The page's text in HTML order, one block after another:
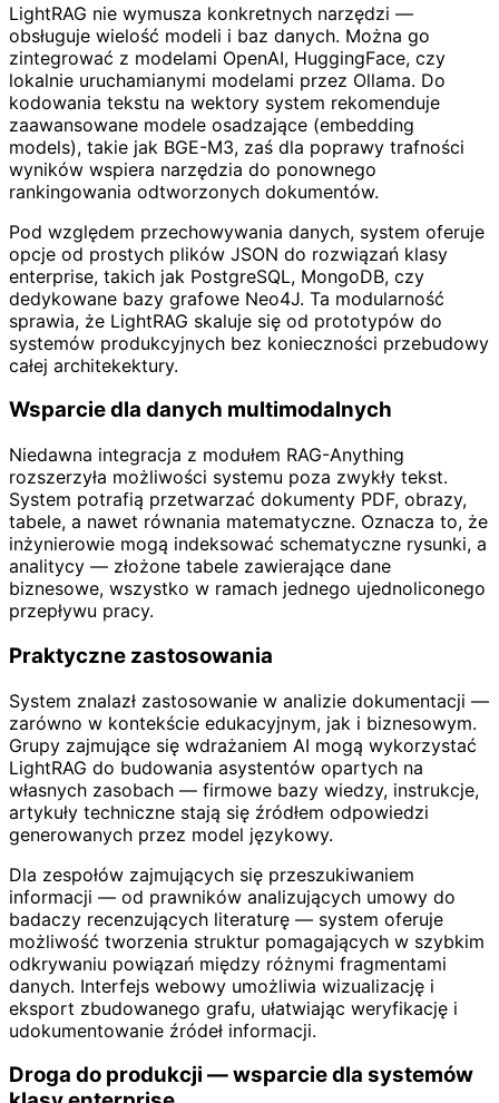
LightRAG nie wymusza konkretnych narzędzi —
obsługuje wielość modeli i baz danych. Można go
zintegrować z modelami OpenAI, HuggingFace, czy
lokalnie uruchamianymi modelami przez Ollama. Do
kodowania tekstu na wektory system rekomenduje
zaawansowane modele osadzające (embedding
models), takie jak BGE-M3, zaś dla poprawy trafności
wyników wspiera narzędzia do ponownego
rankingowania odtworzonych dokumentów.
Pod względem przechowywania danych, system oferuje
opcje od prostych plików JSON do rozwiązań klasy
enterprise, takich jak PostgreSQL, MongoDB, czy
dedykowane bazy grafowe Neo4J. Ta modularność
sprawia, że LightRAG skaluje się od prototypów do
systemów produkcyjnych bez konieczności przebudowy
całej architekektury.
Wsparcie dla danych multimodalnych
Niedawna integracja z modułem RAG-Anything
rozszerzyła możliwości systemu poza zwykły tekst.
System potrafią przetwarzać dokumenty PDF, obrazy,
tabele, a nawet równania matematyczne. Oznacza to, że
inżynierowie mogą indeksować schematyczne rysunki, a
analitycy — złożone tabele zawierające dane
biznesowe, wszystko w ramach jednego ujednoliconego
przepływu pracy.
Praktyczne zastosowania
System znalazł zastosowanie w analizie dokumentacji —
zarówno w kontekście edukacyjnym, jak i biznesowym.
Grupy zajmujące się wdrażaniem AI mogą wykorzystać
LightRAG do budowania asystentów opartych na
własnych zasobach — firmowe bazy wiedzy, instrukcje,
artykuły techniczne stają się źródłem odpowiedzi
generowanych przez model językowy.
Dla zespołów zajmujących się przeszukiwaniem
informacji — od prawników analizujących umowy do
badaczy recenzujących literaturę — system oferuje
możliwość tworzenia struktur pomagających w szybkim
odkrywaniu powiązań między różnymi fragmentami
danych. Interfejs webowy umożliwia wizualizację i
eksport zbudowanego grafu, ułatwiając weryfikację i
udokumentowanie źródeł informacji.
Droga do produkcji — wsparcie dla systemów